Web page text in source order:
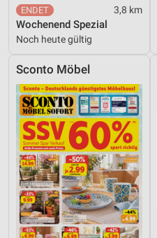
3,8 km
Wochenend Spezial
Noch heute gültig
Sconto Möbel